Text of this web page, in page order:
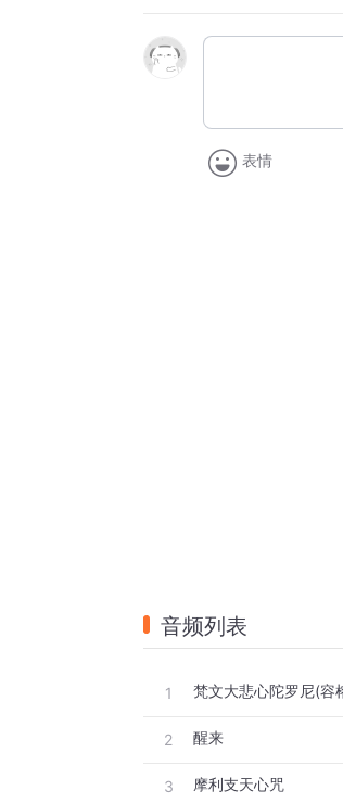
表情
音频列表
1 梵文大悲心陀罗尼(容
2 醒来
3 摩利支天心咒